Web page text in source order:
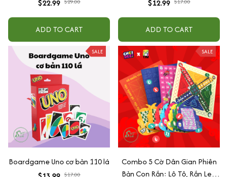
$22.99
ADD TO CART
$12.99
ADD TO CART
SALE
Boardgame Uno cơ bản 110 lá
$17.00
SALE
Combo 5 Cờ Dân Gian Phiên
Bản Con Rắn: Lô Tô, Rắn Leo